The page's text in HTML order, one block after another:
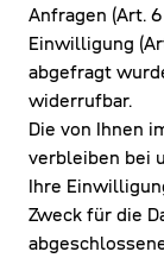
Anfragen (Art.
Einwilligung
abgefragt
widerrufbar.
Die von Ihnen
verbleiben bei
Ihre
Zweck für die